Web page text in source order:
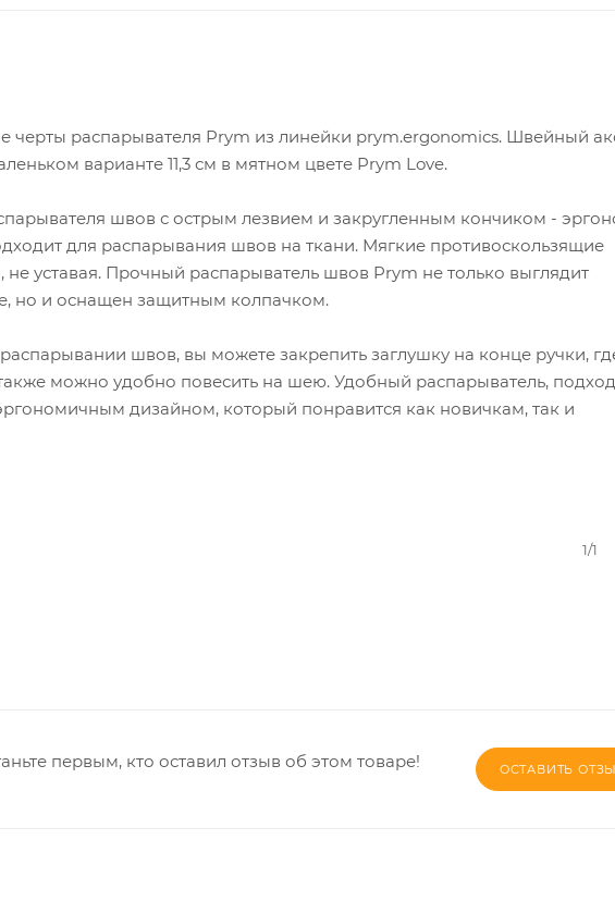
черты распарывателя Prym из линейки prym.ergonomics. Швейный
варианте 11,3 см в мятном цвете Prym Love.
швов с острым лезвием и закругленным кончиком -
для распарывания швов на ткани. Мягкие противоскользящие
не уставая. Прочный распарыватель швов Prym не только выглядит
но и оснащен защитным колпачком.
швов, вы можете закрепить заглушку на конце ручки,
можно удобно повесить на шею. Удобный распарыватель,
дизайном, который понравится как новичкам, так и
1/1
ОСТАВИТЬ
первым, кто оставил отзыв об этом товаре!